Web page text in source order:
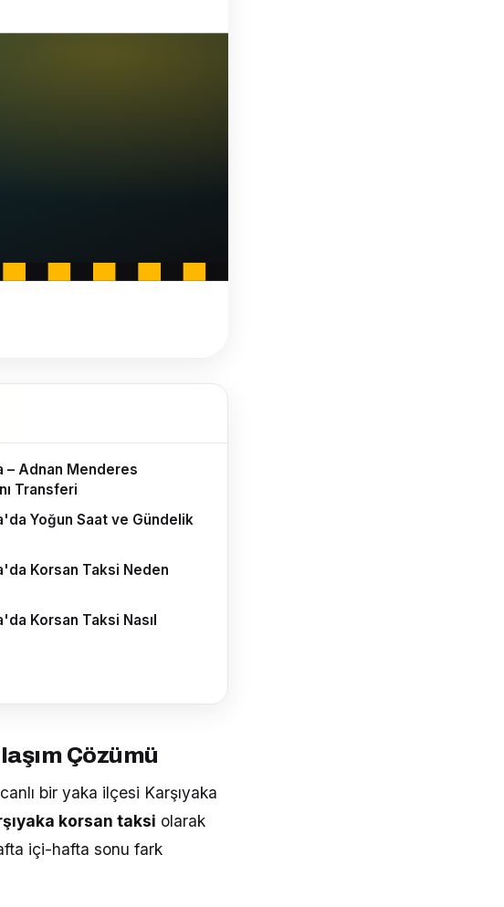
– Adnan Menderes
Transferi
Yoğun Saat ve Gündelik
Korsan Taksi Neden
Korsan Taksi Nasıl
Çözümü
bir yaka ilçesi Karşıyaka
korsan taksi olarak
içi-hafta sonu fark